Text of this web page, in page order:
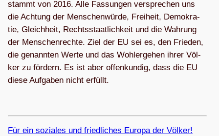
stammt von 2016. Alle Fas­sun­gen ver­spre­chen uns
die Ach­tung der Men­schen­würde, Frei­heit, Demo­kra­
tie, Gleich­heit, Rechts­staat­lich­keit und die Wah­rung
der Men­schen­rechte. Ziel der EU sei es, den Frie­den,
die genann­ten Werte und das Wohl­erge­hen ihrer Völ­
ker zu för­dern. Es ist aber offen­kun­dig, dass die EU
diese Auf­ga­ben nicht erfüllt.
Für ein sozia­les und fried­li­ches Europa der Völker!